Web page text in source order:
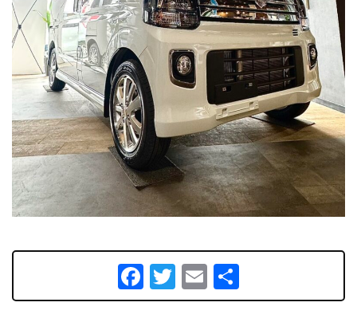
Facebook
Twitter
Email
有